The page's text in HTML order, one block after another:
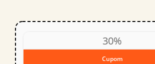
30%
Cupom